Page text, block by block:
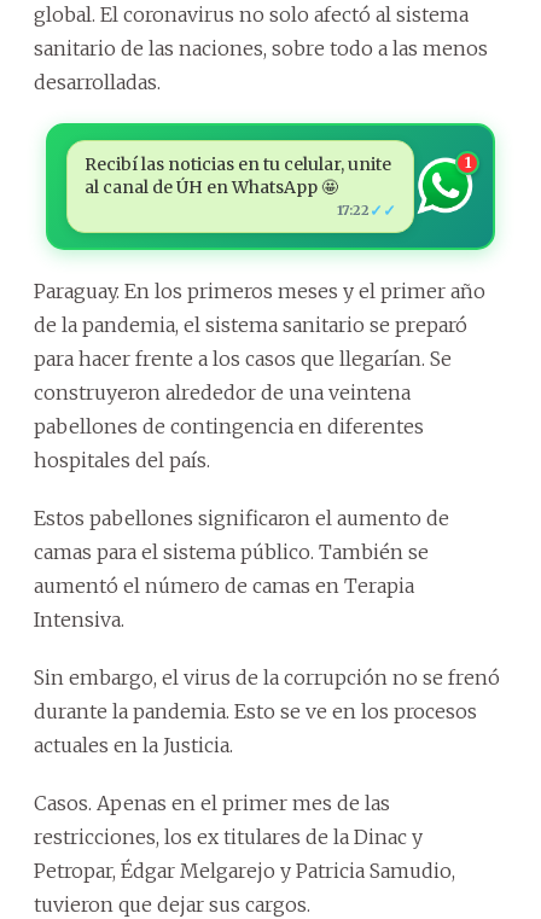
global. El coronavirus no solo afectó al sistema
sanitario de las naciones, sobre todo a las menos
desarrolladas.
Recibí las noticias en tu celular, unite
al canal de ÚH en WhatsApp 🤩
17:22 ✓✓
1
Paraguay. En los primeros meses y el primer año
de la pandemia, el sistema sanitario se preparó
para hacer frente a los casos que llegarían. Se
construyeron alrededor de una veintena
pabellones de contingencia en diferentes
hospitales del país.
Estos pabellones significaron el aumento de
camas para el sistema público. También se
aumentó el número de camas en Terapia
Intensiva.
Sin embargo, el virus de la corrupción no se frenó
durante la pandemia. Esto se ve en los procesos
actuales en la Justicia.
Casos. Apenas en el primer mes de las
restricciones, los ex titulares de la Dinac y
Petropar, Édgar Melgarejo y Patricia Samudio,
tuvieron que dejar sus cargos.